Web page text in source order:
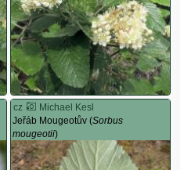
cz
Michael Kesl
Jeřáb Mougeotův (Sorbus
mougeotii)